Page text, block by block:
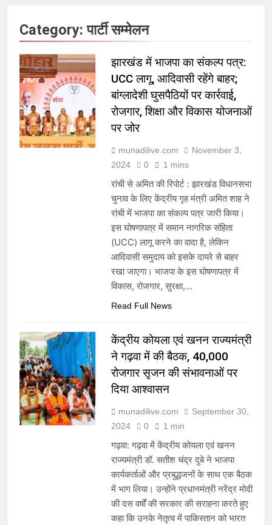
Category:पार्टी सम्मेलन
झारखंड में भाजपा का संकल्प पत्र:
UCC लागू, आदिवासी रहेंगे बाहर;
बांग्लादेशी घुसपैठियों पर कार्रवाई,
रोजगार, शिक्षा और विकास योजनाओं
पर जोर
munadilive.com
November 3,
2024
0 1 mins
रांची से अमित की रिपोर्ट : झारखंड विधानसभा
चुनाव के लिए केंद्रीय गृह मंत्री अमित शाह ने
रांची में भाजपा का संकल्प पत्र जारी किया।
इस घोषणापत्र में समान नागरिक संहिता
(UCC) लागू करने का वादा है, लेकिन
आदिवासी समुदाय को इसके दायरे से बाहर
रखा जाएगा। भाजपा के इस घोषणापत्र में
विकास, रोजगार, सुरक्षा,…
Read Full News
केंद्रीय कोयला एवं खनन राज्यमंत्री
ने गढ़वा में की बैठक, 40,000
रोजगार सृजन की संभावनाओं पर
दिया आश्वासन
munadilive.com
September 30,
2024
0 1 min
गढ़वा: गढ़वा में केंद्रीय कोयला एवं खनन
राज्यमंत्री डॉ. सतीश चंद्र दुबे ने भाजपा
कार्यकर्ताओं और प्रबुद्धजनों के साथ एक बैठक
में भाग लिया। उन्होंने प्रधानमंत्री नरेंद्र मोदी
की दस वर्षों की सरकार की सराहना करते हुए
कहा कि उनके नेतृत्व में पाकिस्तान को भारत